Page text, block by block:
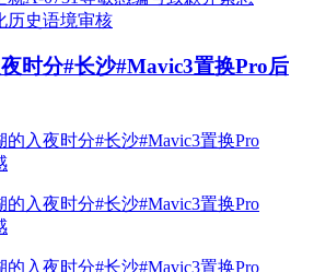
时分#长沙#Mavic3置换Pro后